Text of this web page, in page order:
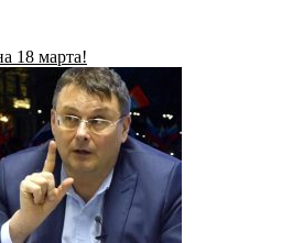
18 марта!